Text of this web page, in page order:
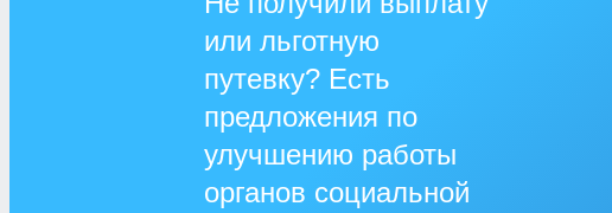
или льготную
путевку? Есть
предложения по
улучшению работы
органов социальной